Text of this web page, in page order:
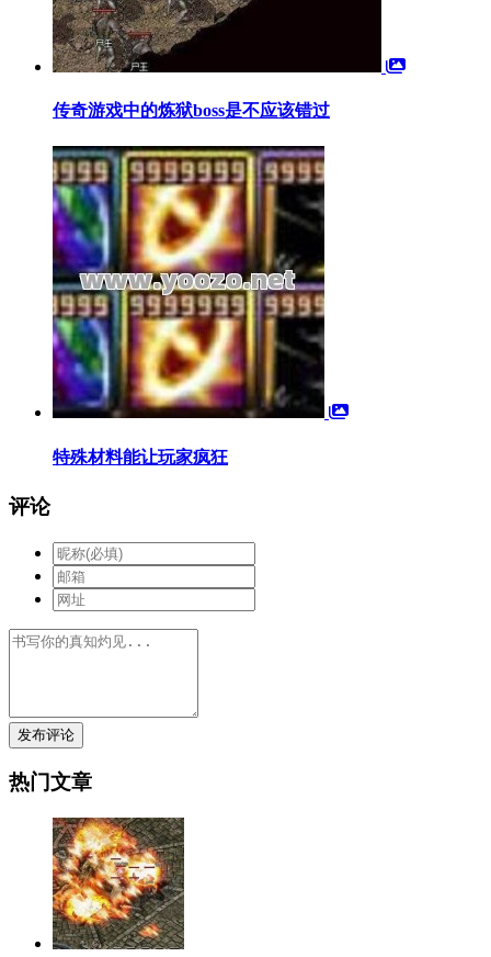
传奇游戏中的炼狱boss是不应该错过
特殊材料能让玩家疯狂
评论
发布评论
热门文章